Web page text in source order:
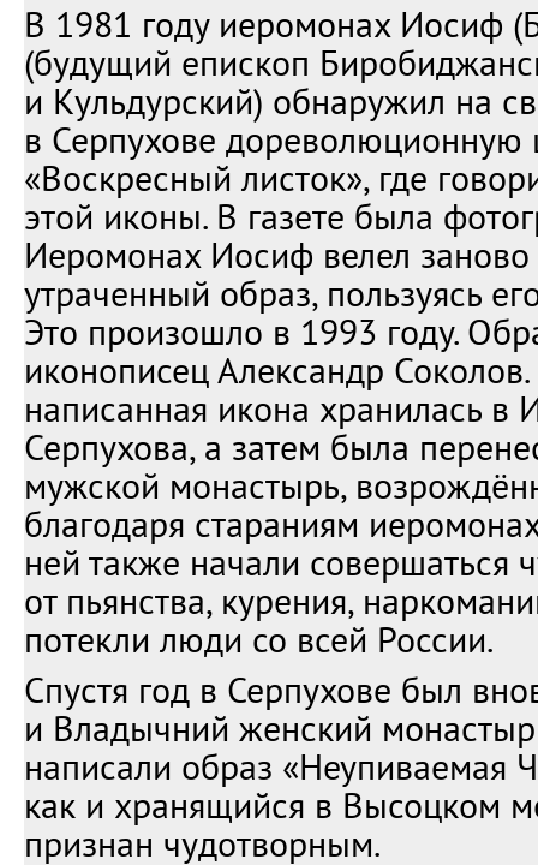
В 1981 году иеромонах Иосиф
(будущий епископ
и Кульдурский) обнаружил на
в Серпухове дореволюционную
«Воскресный листок», где
этой иконы. В газете была
Иеромонах Иосиф велел заново
утраченный образ, пользуясь
Это произошло в 1993 году.
иконописец Александр
написанная икона хранилась в
Серпухова, а затем была
мужской монастырь,
благодаря стараниям
ней также начали совершаться
от пьянства, курения,
потекли люди со всей России.
Спустя год в Серпухове был
и Владычний женский
написали образ «Неупиваемая
как и хранящийся в Высоцком
признан чудотворным.